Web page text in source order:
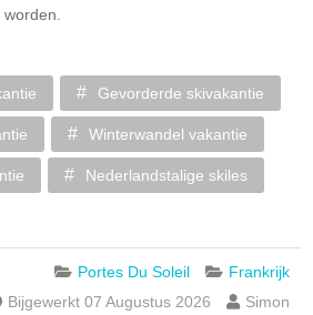
Gevorderde skivakantie
Winterwandel vakantie
Nederlandstalige skiles
Portes Du Soleil
Frankrijk
Bijgewerkt 07 Augustus 2026
Simon